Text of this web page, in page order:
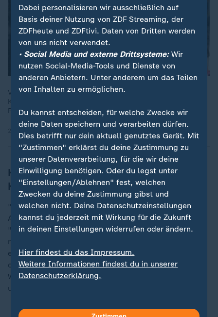
Vizekanzler Klingbeil ist in Kiew eingetroffen, um über den
Krieg in der Ukraine zu sprechen. Korrespondent Daniel
Pontzen berichtet aus Kiew über die Reise.
Klingbeil: Zweite Kiew-Reise seit
Kriegsbeginn
"Seit dreieinhalb Jahren führt Putin seinen brutalen
Angriffskrieg gegen die Ukraine", so Klingbeil vorab,
"seit dreieinhalb Jahren stellt sich die Ukraine den
russischen Angriffen mutig und entschlossen
entgegen." Niemand sehne sich mehr nach Frieden als
die Bewohner des angegriffenen Landes, auf diesem
Weg werde man die Ukraine auch weiterhin
unterstützen. Auch deshalb sei er heute in Kiew.
Dabei personalisieren wir ausschließlich auf
Basis deiner Nutzung von ZDF Streaming, der
ZDFheute und ZDFtivi. Daten von Dritten werden
von uns nicht verwendet.
• Social Media und externe Drittsysteme:Wir
nutzen Social-Media-Tools und Dienste von
anderen Anbietern. Unter anderem um das Teilen
von Inhalten zu ermöglichen.
Du kannst entscheiden, für welche Zwecke wir
deine Daten speichern und verarbeiten dürfen.
Dies betrifft nur dein aktuell genutztes Gerät. Mit
"Zustimmen" erklärst du deine Zustimmung zu
unserer Datenverarbeitung, für die wir deine
Einwilligung benötigen. Oder du legst unter
"Einstellungen/Ablehnen" fest, welchen
Zwecken du deine Zustimmung gibst und
welchen nicht. Deine Datenschutzeinstellungen
kannst du jederzeit mit Wirkung für die Zukunft
in deinen Einstellungen widerrufen oder ändern.
Hier findest du das Impressum.
Weitere Informationen findest du in unserer
Datenschutzerklärung.